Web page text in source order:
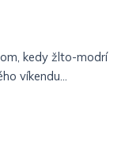
kedy žlto-modrí
víkendu...